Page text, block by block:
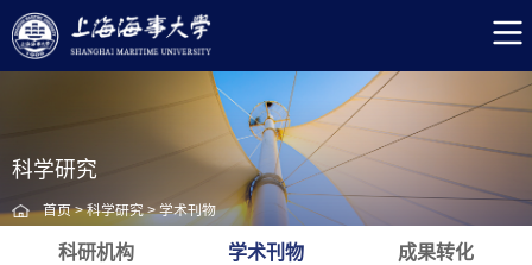
科学研究
首页>科学研究>学术刊物
科研机构 学术刊物 成果转化